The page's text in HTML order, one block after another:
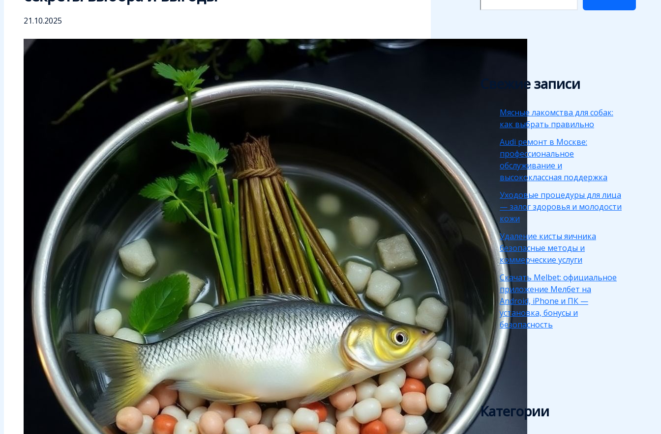
21.10.2025
Свежие записи
Мясные лакомства для собак:
как выбрать правильно
Audi ремонт в Москве:
профессиональное
обслуживание и
высококлассная поддержка
Уходовые процедуры для лица
— залог здоровья и молодости
кожи
Удаление кисты яичника
безопасные методы и
коммерческие услуги
Скачать Melbet: официальное
приложение Мелбет на
Android, iPhone и ПК —
установка, бонусы и
безопасность
Категории